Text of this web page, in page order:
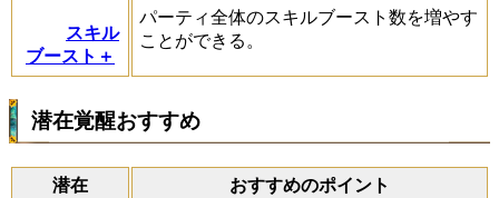
スキル
ブースト＋
パーティ全体のスキルブースト数を増やす
ことができる。
潜在覚醒おすすめ
潜在 おすすめのポイント